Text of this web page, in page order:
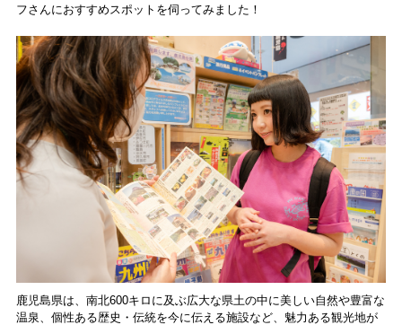
フさんにおすすめスポットを伺ってみました！
鹿児島県は、南北600キロに及ぶ広大な県土の中に美しい自然や豊富な
温泉、個性ある歴史・伝統を今に伝える施設など、魅力ある観光地が